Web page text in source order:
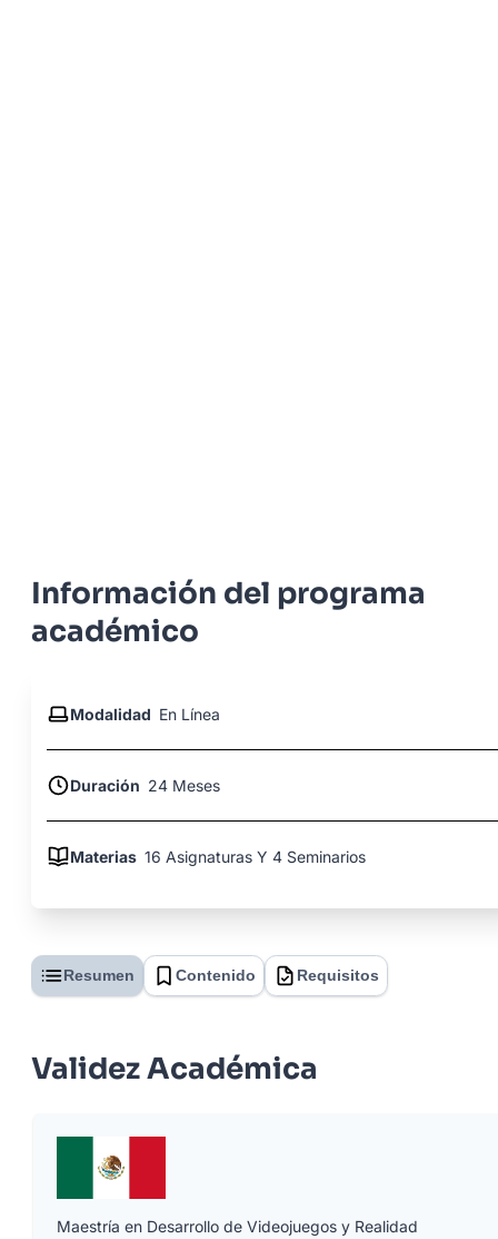
Información del programa
académico
Modalidad En Línea
Duración 24 Meses
Materias 16 Asignaturas Y 4 Seminarios
Resumen Contenido Requisitos
Validez Académica
Maestría en Desarrollo de Videojuegos y Realidad